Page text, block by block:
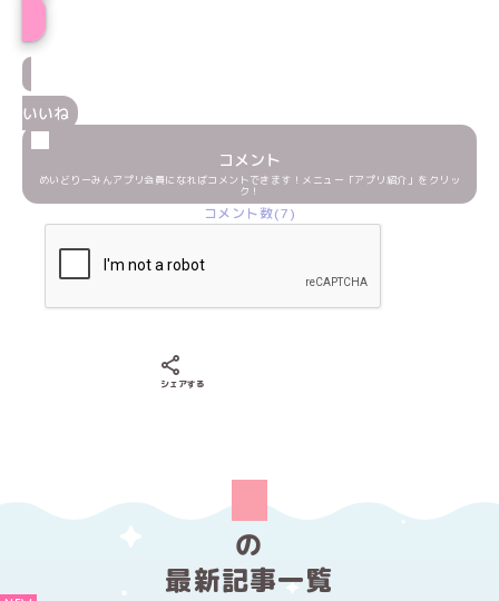
いいね
コメント
めいどりーみんアプリ会員になればコメントできます！メニュー「アプリ紹介」をクリッ
ク！
コメント数(7)
シェアする
の
最新記事一覧